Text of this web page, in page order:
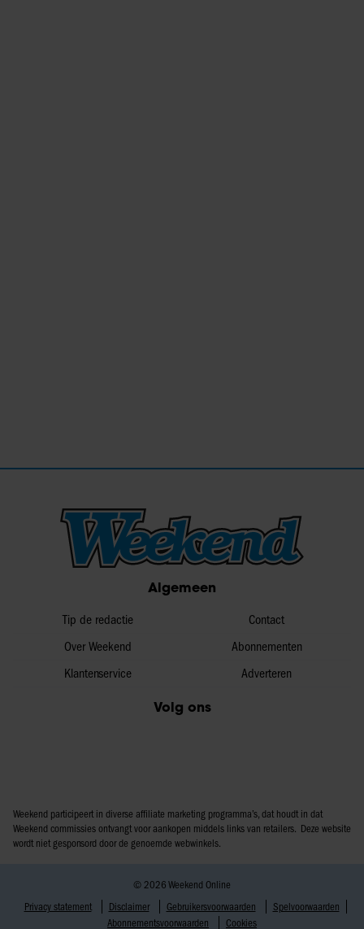
Algemeen
Tip de redactie
Over Weekend
Klantenservice
Contact
Abonnementen
Adverteren
Volg ons
Weekend participeert in diverse affiliate marketing programma’s, dat houdt in dat
Weekend commissies ontvangt voor aankopen middels links van retailers. Deze website
wordt niet gesponsord door de genoemde webwinkels.
© 2026 Weekend Online
Privacy statement
Disclaimer Gebruikersvoorwaarden
Spelvoorwaarden
Abonnementsvoorwaarden
Cookies